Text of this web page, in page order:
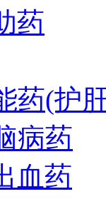
药
药(护
病药
血药